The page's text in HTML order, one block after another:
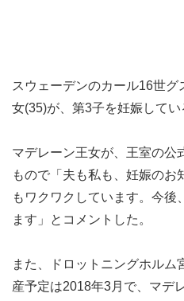
スウェーデンのカール16世
女(35)が、第3子を妊娠してい
マデレーン王女が、王室の公
もので「夫も私も、妊娠のお
もワクワクしています。今後
ます」とコメントした。
また、ドロットニングホルム
産予定は2018年3月で、マデ